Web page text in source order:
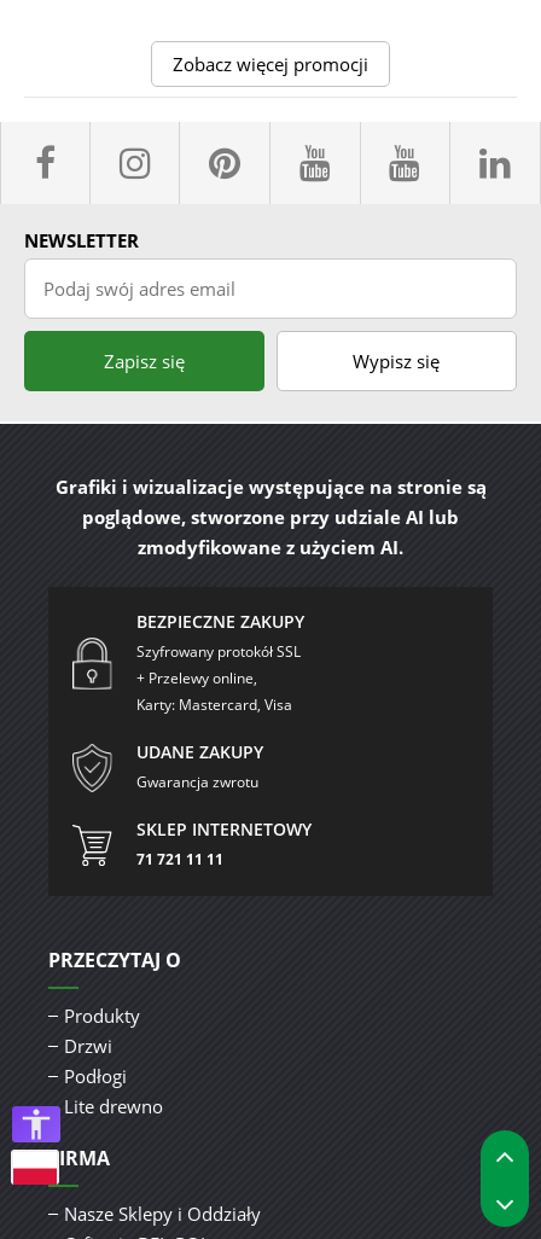
Zobacz więcej promocji
facebook sklepyBELPOL
instagram
pinterestyoutube
NEWSLETTER
Podaj swój adres email
Zapisz się Wypisz się
Grafiki i wizualizacje występujące na stronie są
poglądowe, stworzone przy udziale AI lub
zmodyfikowane z użyciem AI.
BEZPIECZNE ZAKUPY
Szyfrowany protokół SSL
+ Przelewy online,
Karty: Mastercard, Visa
UDANE ZAKUPY
Gwarancja zwrotu
SKLEP INTERNETOWY
71 721 11 11
PRZECZYTAJ O
Produkty
Drzwi
Podłogi
Lite drewno
FIRMA
Nasze Sklepy i Oddziały